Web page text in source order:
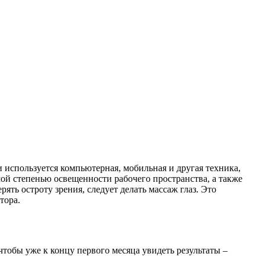
компьютерная, мобильная и другая техника,
степенью освещенности рабочего пространства, а также
остроту зрения, следует делать массаж глаз. Это
уже к концу первого месяца увидеть результаты –